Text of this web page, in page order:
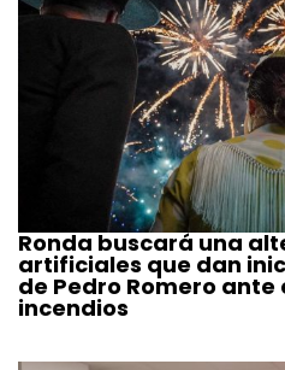
Ronda buscará una
artificiales que dan
de Pedro Romero
incendios